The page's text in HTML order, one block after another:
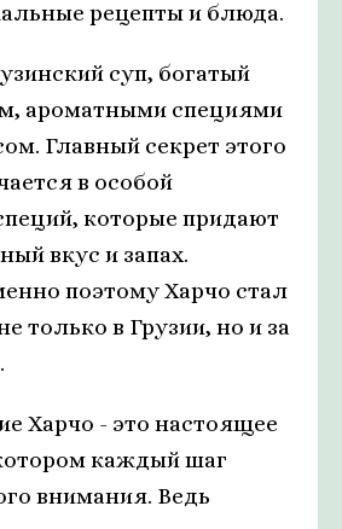
рецепты и блюда.
суп, богатый
ароматными специями
Главный секрет этого
в особой
которые придают
вкус и запах.
поэтому Харчо стал
только в Грузии, но и за
Харчо - это настоящее
каждый шаг
внимания. Ведь